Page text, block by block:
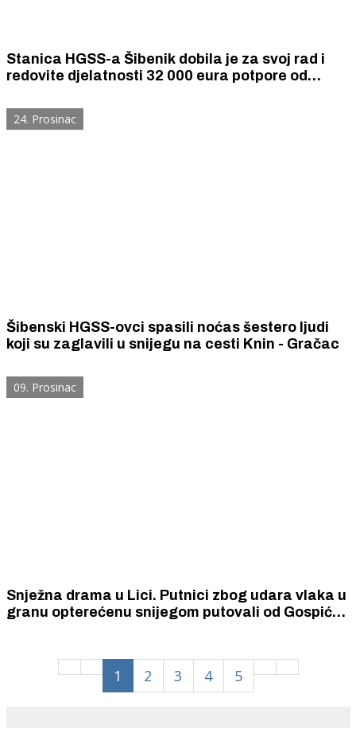
Stanica HGSS-a Šibenik dobila je za svoj rad i
redovite djelatnosti 32 000 eura potpore od
24. Prosinac
Šibenski HGSS-ovci spasili noćas šestero ljudi
koji su zaglavili u snijegu na cesti Knin - Gračac
09. Prosinac
Snježna drama u Lici. Putnici zbog udara vlaka u
granu opterećenu snijegom putovali od Gospića
1 2 3 4 5